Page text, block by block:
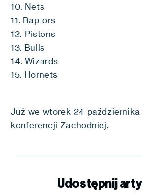
10. Nets
11. Raptors
12. Pistons
13. Bulls
14. Wizards
15. Hornets
Już we wtorek 24
konferencji Zachodniej.
Udostępnij